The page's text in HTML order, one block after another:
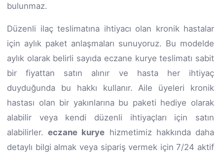
bulunmaz.
Düzenli ilaç teslimatına ihtiyacı olan kronik hastalar
için aylık paket anlaşmaları sunuyoruz. Bu modelde
aylık olarak belirli sayıda eczane kurye teslimatı sabit
bir fiyattan satın alınır ve hasta her ihtiyaç
duyduğunda bu hakkı kullanır. Aile üyeleri kronik
hastası olan bir yakınlarına bu paketi hediye olarak
alabilir veya kendi düzenli ihtiyaçları için satın
alabilirler.eczane kurye hizmetimiz hakkında daha
detaylı bilgi almak veya sipariş vermek için 7/24 aktif